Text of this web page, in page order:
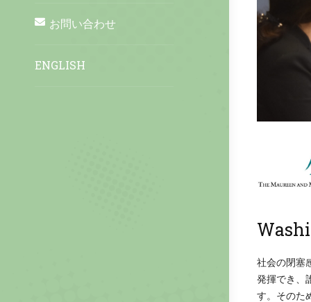
お問い合わせ
ENGLISH
社会の閉塞
発揮でき、
す。そのた